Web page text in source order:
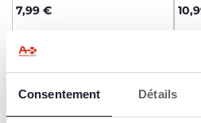
Consentement Détails
7,99 €
LES HOCHETS CHICCO